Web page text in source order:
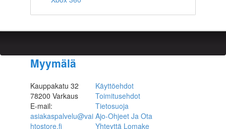
Myymälä
Kauppakatu 32
78200 Varkaus
E-mail:
asiakaspalvelu@vai
htostore.fi
Käyttöehdot
Toimitusehdot
Tietosuoja
Ajo-Ohjeet Ja Ota
Yhteyttä Lomake